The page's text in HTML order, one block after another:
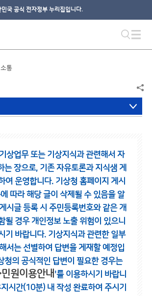
민국 공식 전자정부 누리집입니다.
소통
상업무 또는 기상지식과 관련해서 자
는 장으로, 기존 자유토론과 지식샘 게
여 운영합니다. 기상청 홈페이지 게시
따라 해당 글이 삭제될 수 있음을 알
게시글 등록 시 주민등록번호와 같은 개
될 경우 개인정보 노출 위험이 있으니
기 바랍니다. 기상지식과 관련한 일부
서는 선별하여 답변을 게재할 예정입
청의 공식적인 답변이 필요한 경우는
원이용안내 '를 이용하시기 바랍니
시간(10분) 내 작성 완료하여 주시기